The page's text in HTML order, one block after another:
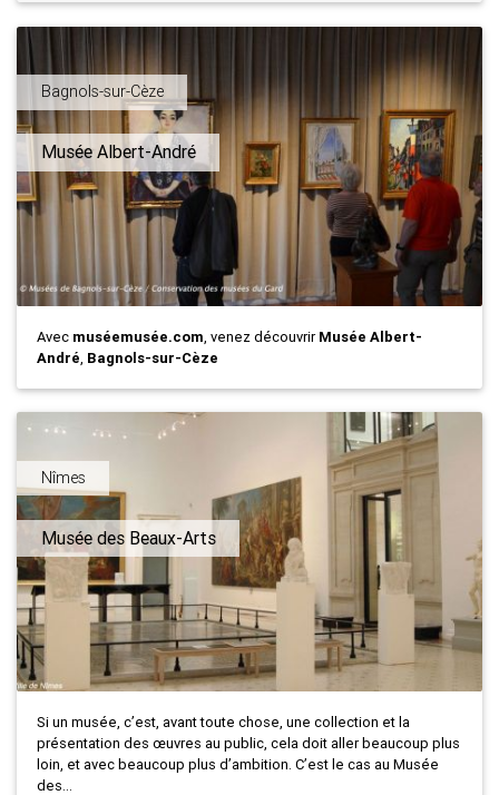
Bagnols-sur-Cèze
Musée Albert-André
Avec muséemusée.com, venez découvrirMusée Albert-
André, Bagnols-sur-Cèze
Nîmes
Musée des Beaux-Arts
Si un musée, c’est, avant toute chose, une collection et la
présentation des œuvres au public, cela doit aller beaucoup plus
loin, et avec beaucoup plus d’ambition. C’est le cas au Musée
des...